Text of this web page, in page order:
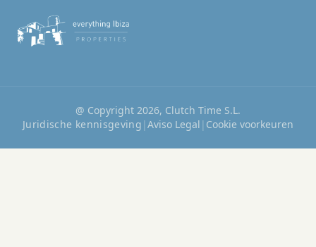
@ Copyright 2026, Clutch Time S.L.
Juridische kennisgeving |Aviso Legal | Cookie voorkeuren